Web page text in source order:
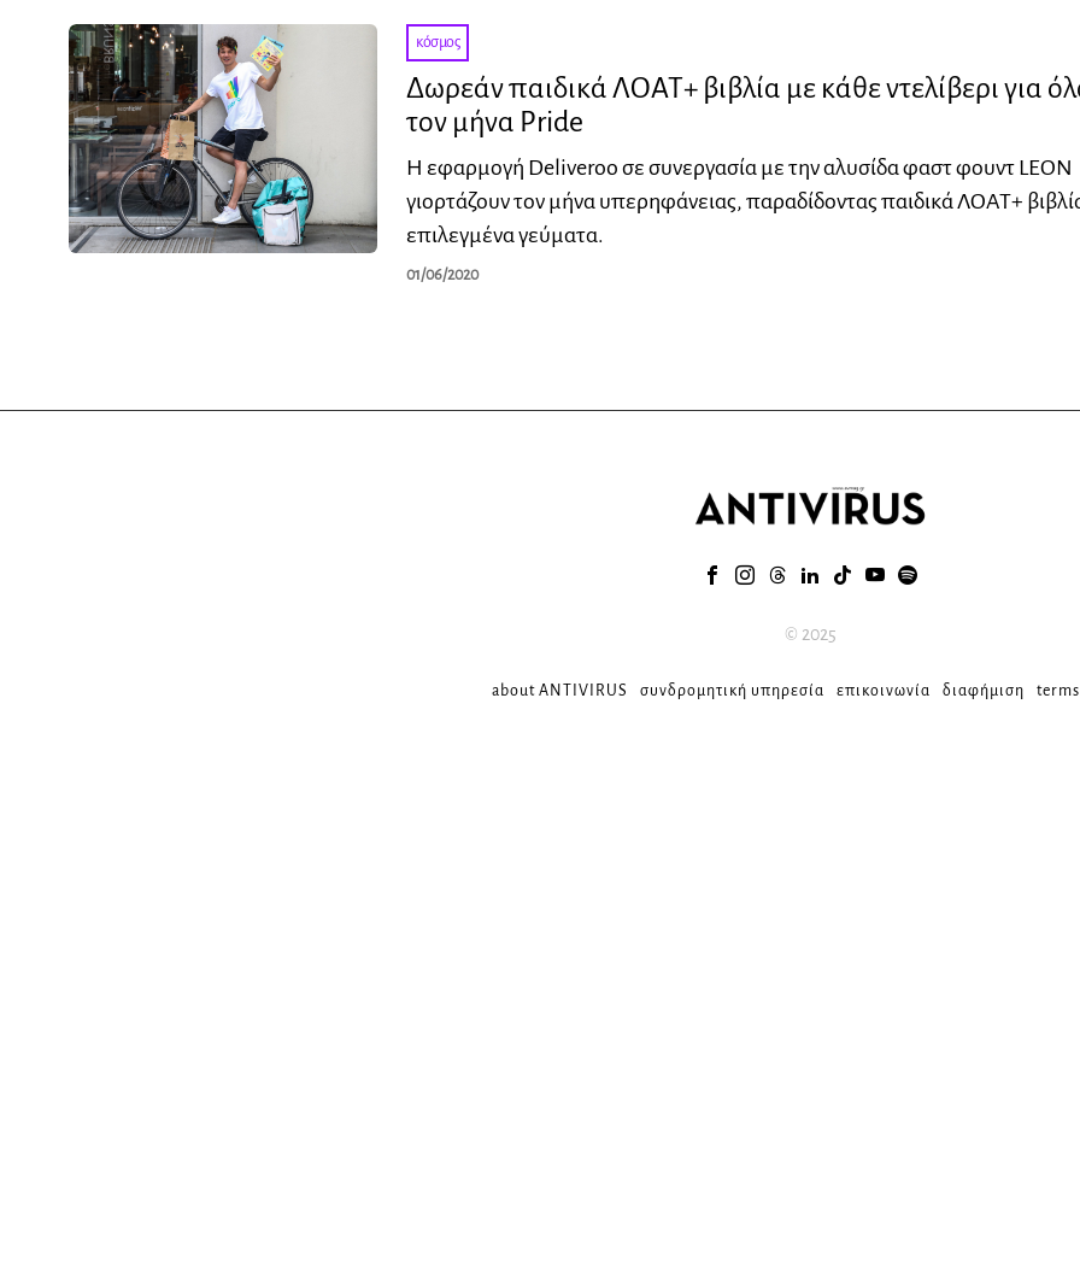
κόσμος
Δωρεάν παιδικά ΛΟΑΤ+ βιβλία με κάθε ντελίβερι για
τον μήνα Pride
Η εφαρμογή Deliveroo σε συνεργασία με την αλυσίδα φαστ φουντ LEON
γιορτάζουν τον μήνα υπερηφάνειας, παραδίδοντας παιδικά ΛΟΑΤ+
επιλεγμένα γεύματα.
01/06/2020
© 2025
about ANTIVIRUS συνδρομητική υπηρεσία επικοινωνία διαφήμιση